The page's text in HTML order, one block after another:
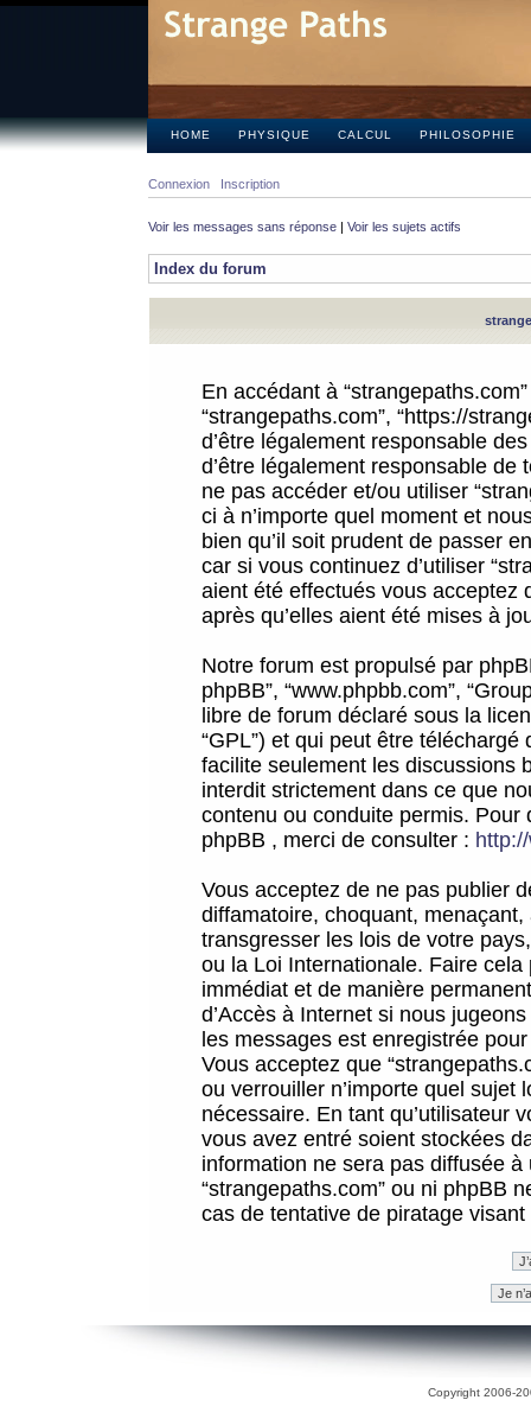
HOME PHYSIQUE CALCUL PHILOSOPHIE
Connexion Inscription
Voir les messages sans réponse | Voir les sujets actifs
Index du forum
En accédant à
“strangepaths.com”, “https://
d’être légalement responsable
d’être légalement responsable
ne pas accéder et/ou utiliser
ci à n’importe quel moment et
bien qu’il soit prudent de passer
car si vous continuez d’utiliser
aient été effectués vous acceptez
après qu’elles aient été mises à
Notre forum est propulsé par
phpBB”, “www.phpbb.com”,
libre de forum déclaré sous la
“GPL”) et qui peut être téléchargé
facilite seulement les discussions
interdit strictement dans ce que
contenu ou conduite permis.
phpBB , merci de consulter :
Vous acceptez de ne pas publier
diffamatoire, choquant,
transgresser les lois de votre
ou la Loi Internationale. Faire
immédiat et de manière
d’Accès à Internet si nous
les messages est enregistrée
Vous acceptez que
ou verrouiller n’importe quel sujet
nécessaire. En tant qu’utilisateur
vous avez entré soient stockées
information ne sera pas diffusée
“strangepaths.com” ou ni phpBB
cas de tentative de piratage
Copyright 2006-